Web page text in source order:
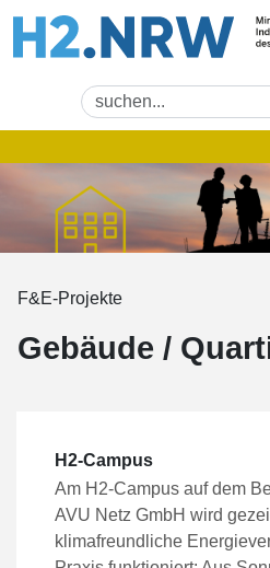
F&E-Projekte
Gebäude /
H2-Campus
Am H2-Campus auf dem
AVU Netz GmbH wird
klimafreundliche